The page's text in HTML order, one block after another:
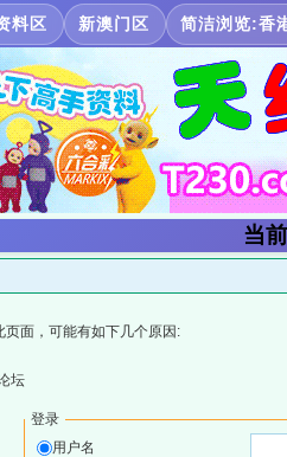
料区 新澳门区 简洁浏览:香
当
面，可能有如下几个原因:
坛
登录
用户名